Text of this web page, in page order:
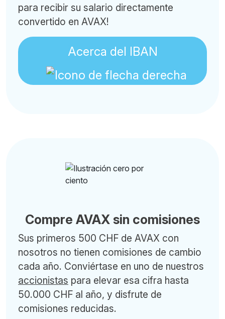
para recibir su salario directamente
convertido en AVAX!
Acerca del IBAN
Compre AVAX sin comisiones
Sus primeros 500 CHF de AVAX con
nosotros no tienen comisiones de cambio
cada año. Conviértase en uno de nuestros
accionistas para elevar esa cifra hasta
50.000 CHF al año, y disfrute de
comisiones reducidas.